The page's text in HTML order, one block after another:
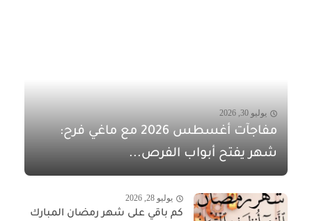
يوليو 30, 2026
مفاجآت أغسطس 2026 مع ماغي فرح:
شهر يفتح أبواب الفرص...
يوليو 28, 2026
كم باقي على شهر رمضان المبارك